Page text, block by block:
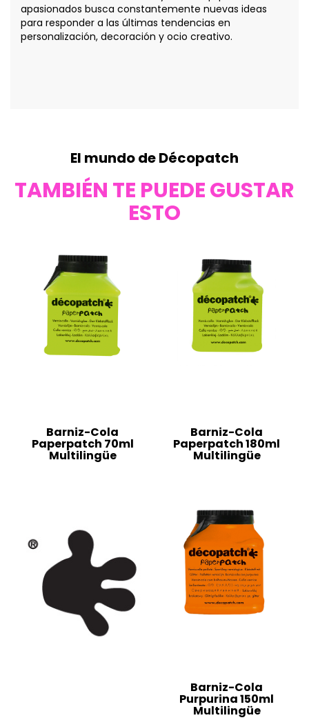
apasionados busca constantemente nuevas ideas
para responder a las últimas tendencias en
personalización, decoración y ocio creativo.
El mundo de Décopatch
TAMBIÉN TE PUEDE GUSTAR
ESTO
Barniz-Cola
Paperpatch 70ml
Multilingüe
Barniz-Cola
Paperpatch 180ml
Multilingüe
Barniz-Cola
Purpurina 150ml
Multilingüe